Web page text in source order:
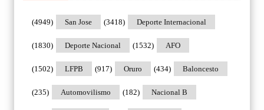
San Jose
(4949) Deporte Internacional
(3418)
Deporte Nacional
(1830) AFO
(1532)
LFPB
(1502) Oruro
(917) Baloncesto
(434)
Automovilismo
(235) Nacional B
(182)